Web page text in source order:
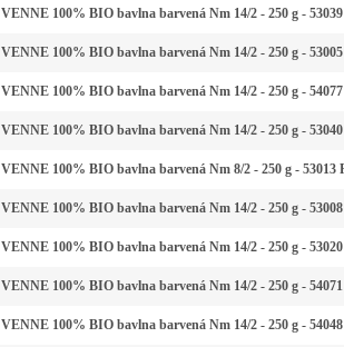
VENNE 100% BIO bavlna barvená Nm 14/2 - 250 g -
VENNE 100% BIO bavlna barvená Nm 14/2 - 250 g -
VENNE 100% BIO bavlna barvená Nm 14/2 - 250 g -
VENNE 100% BIO bavlna barvená Nm 14/2 - 250 g -
VENNE 100% BIO bavlna barvená Nm 8/2 - 250 g - 53013
VENNE 100% BIO bavlna barvená Nm 14/2 - 250 g -
VENNE 100% BIO bavlna barvená Nm 14/2 - 250 g -
VENNE 100% BIO bavlna barvená Nm 14/2 - 250 g - 54071
VENNE 100% BIO bavlna barvená Nm 14/2 - 250 g -